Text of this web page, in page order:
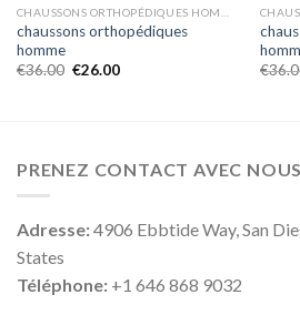
chaussons orthopédiques
homme
€36.00 €26.00
€
PRENEZ CONTACT AVEC NOUS
Adresse:4906 Ebbtide Way, San
States
Téléphone: +1 646 868 9032